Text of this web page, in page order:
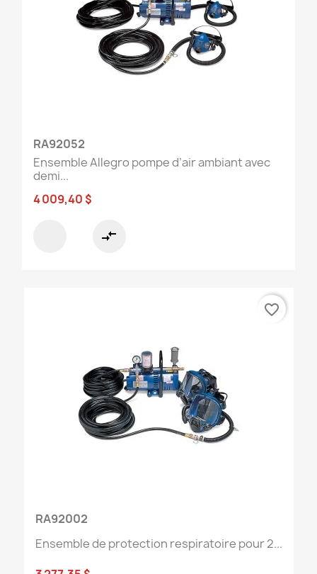
RA92052
Ensemble Allegro pompe d’air ambiant avec
demi...
4 009,40 $
compare_arrows
RA92002
Ensemble de protection respiratoire pour 2...
favorite_border